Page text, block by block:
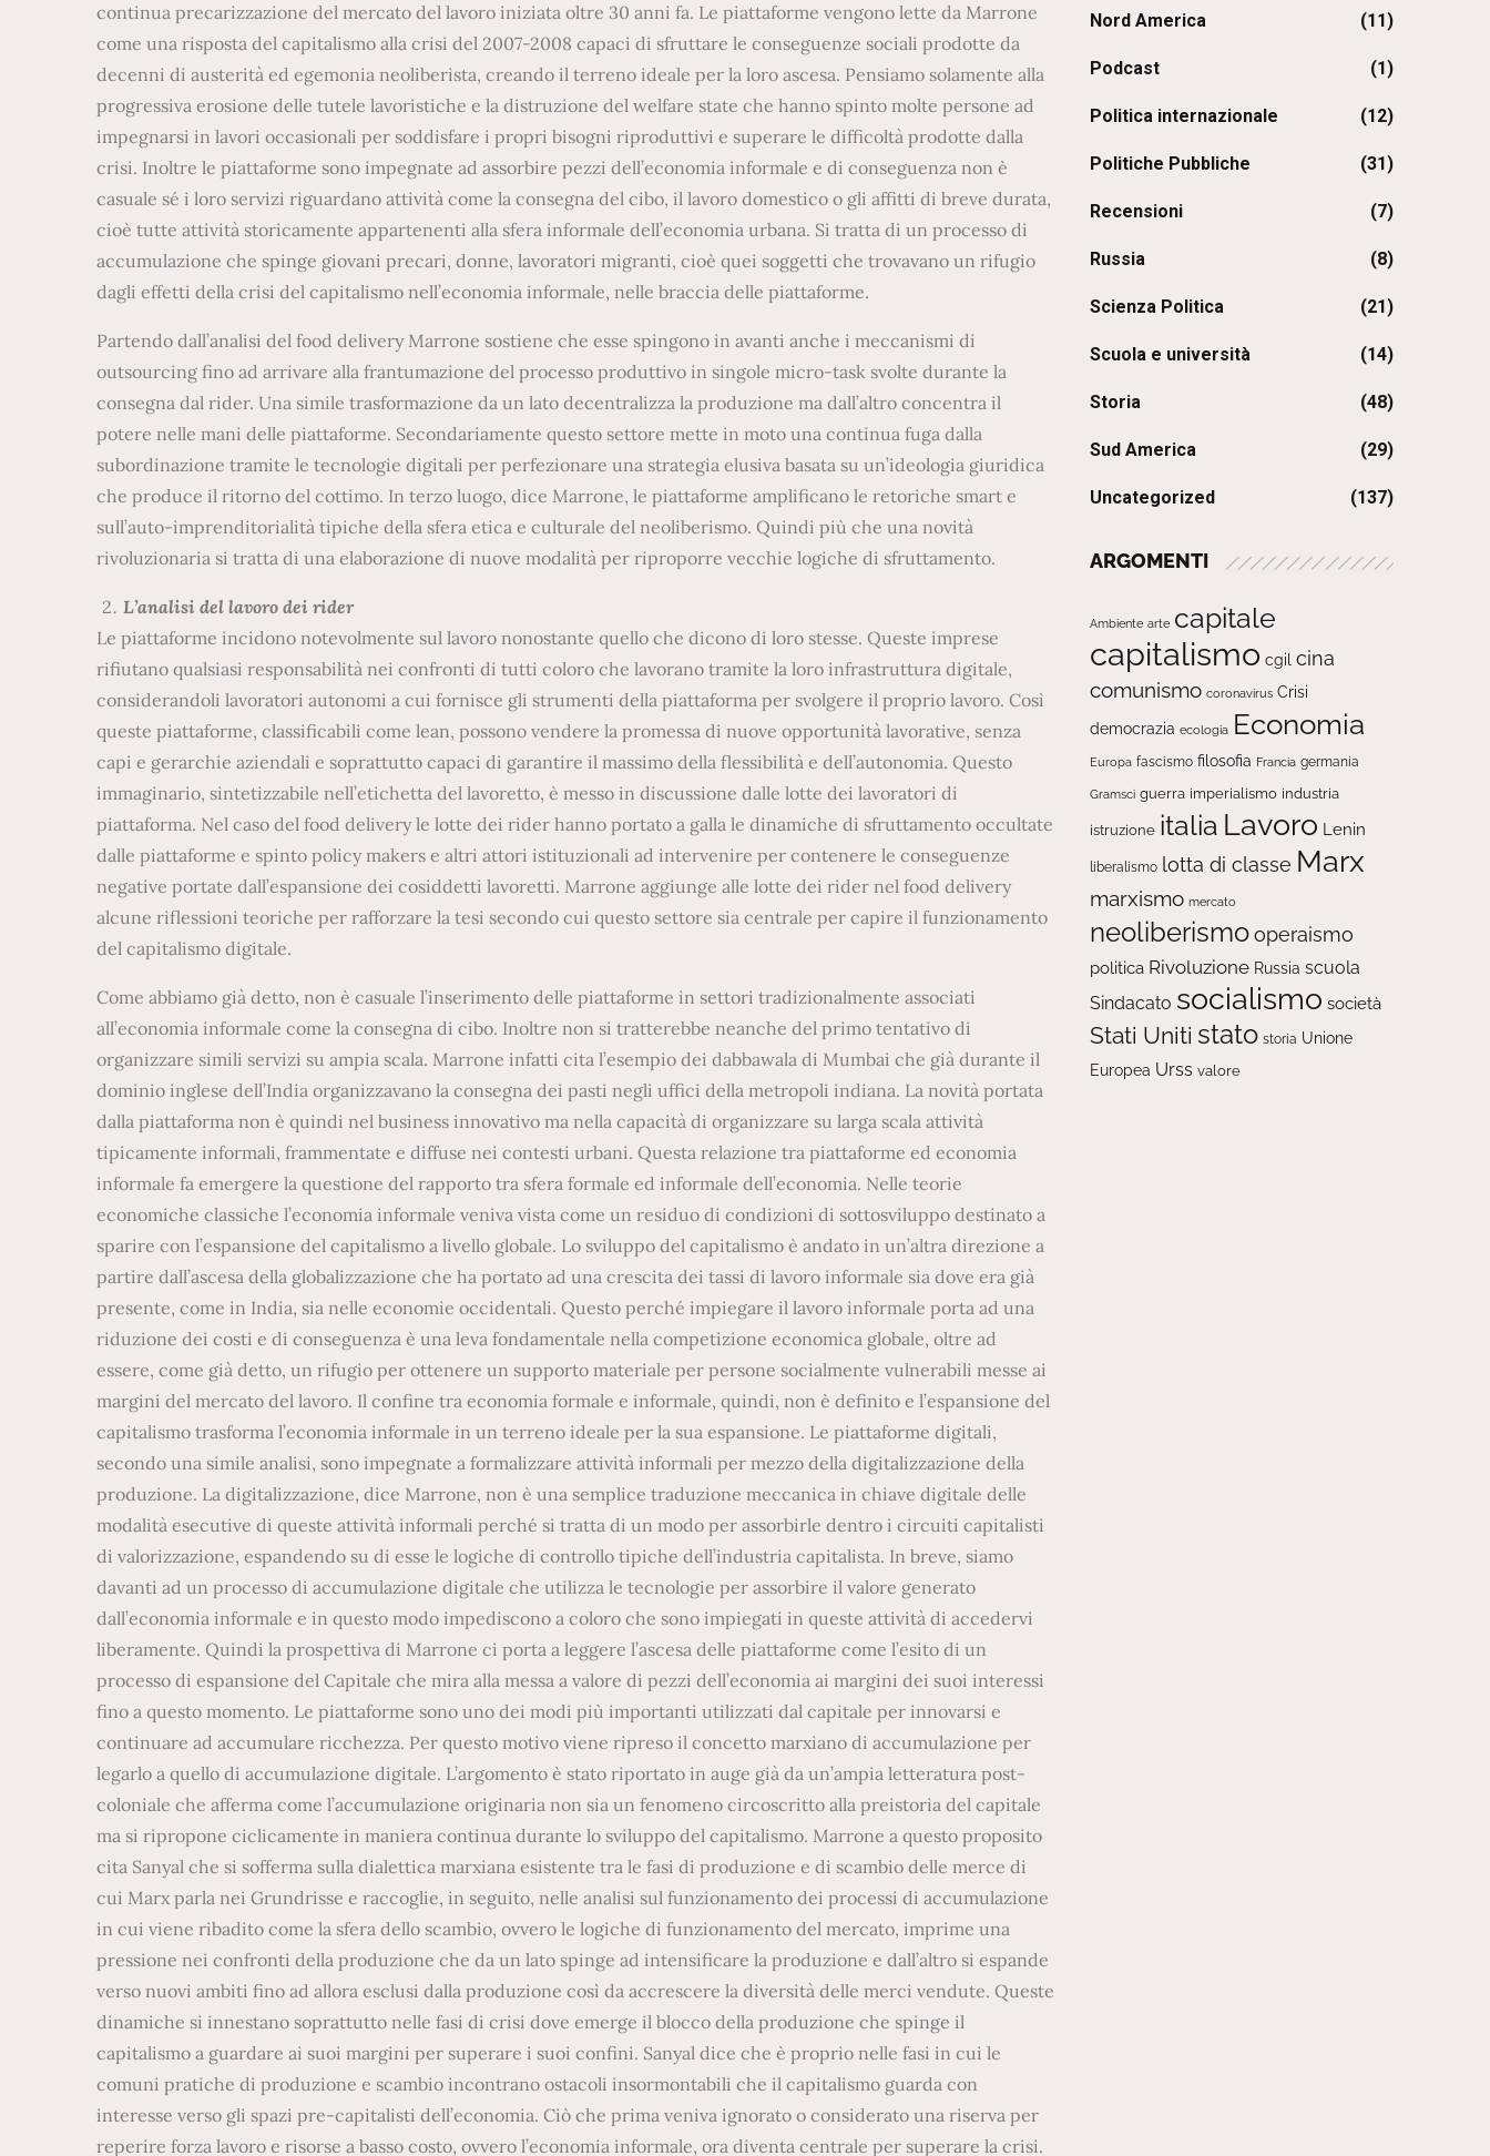
continua precarizzazione del mercato del lavoro iniziata oltre 30 anni fa. Le piattaforme vengono lette da Marrone
come una risposta del capitalismo alla crisi del 2007-2008 capaci di sfruttare le conseguenze sociali prodotte da
decenni di austerità ed egemonia neoliberista, creando il terreno ideale per la loro ascesa. Pensiamo solamente alla
progressiva erosione delle tutele lavoristiche e la distruzione del welfare state che hanno spinto molte persone ad
impegnarsi in lavori occasionali per soddisfare i propri bisogni riproduttivi e superare le difficoltà prodotte dalla
crisi. Inoltre le piattaforme sono impegnate ad assorbire pezzi dell’economia informale e di conseguenza non è
casuale sé i loro servizi riguardano attività come la consegna del cibo, il lavoro domestico o gli affitti di breve durata,
cioè tutte attività storicamente appartenenti alla sfera informale dell’economia urbana. Si tratta di un processo di
accumulazione che spinge giovani precari, donne, lavoratori migranti, cioè quei soggetti che trovavano un rifugio
dagli effetti della crisi del capitalismo nell’economia informale, nelle braccia delle piattaforme.
Partendo dall’analisi del food delivery Marrone sostiene che esse spingono in avanti anche i meccanismi di
outsourcing fino ad arrivare alla frantumazione del processo produttivo in singole micro-task svolte durante la
consegna dal rider. Una simile trasformazione da un lato decentralizza la produzione ma dall’altro concentra il
potere nelle mani delle piattaforme. Secondariamente questo settore mette in moto una continua fuga dalla
subordinazione tramite le tecnologie digitali per perfezionare una strategia elusiva basata su un’ideologia giuridica
che produce il ritorno del cottimo. In terzo luogo, dice Marrone, le piattaforme amplificano le retoriche smart e
sull’auto-imprenditorialità tipiche della sfera etica e culturale del neoliberismo. Quindi più che una novità
rivoluzionaria si tratta di una elaborazione di nuove modalità per riproporre vecchie logiche di sfruttamento.
L’analisi del lavoro dei rider
Le piattaforme incidono notevolmente sul lavoro nonostante quello che dicono di loro stesse. Queste imprese
rifiutano qualsiasi responsabilità nei confronti di tutti coloro che lavorano tramite la loro infrastruttura digitale,
considerandoli lavoratori autonomi a cui fornisce gli strumenti della piattaforma per svolgere il proprio lavoro. Così
queste piattaforme, classificabili come lean, possono vendere la promessa di nuove opportunità lavorative, senza
capi e gerarchie aziendali e soprattutto capaci di garantire il massimo della flessibilità e dell’autonomia. Questo
immaginario, sintetizzabile nell’etichetta del lavoretto, è messo in discussione dalle lotte dei lavoratori di
piattaforma. Nel caso del food delivery le lotte dei rider hanno portato a galla le dinamiche di sfruttamento occultate
dalle piattaforme e spinto policy makers e altri attori istituzionali ad intervenire per contenere le conseguenze
negative portate dall’espansione dei cosiddetti lavoretti. Marrone aggiunge alle lotte dei rider nel food delivery
alcune riflessioni teoriche per rafforzare la tesi secondo cui questo settore sia centrale per capire il funzionamento
del capitalismo digitale.
Come abbiamo già detto, non è casuale l’inserimento delle piattaforme in settori tradizionalmente associati
all’economia informale come la consegna di cibo. Inoltre non si tratterebbe neanche del primo tentativo di
organizzare simili servizi su ampia scala. Marrone infatti cita l’esempio dei dabbawala di Mumbai che già durante il
dominio inglese dell’India organizzavano la consegna dei pasti negli uffici della metropoli indiana. La novità portata
dalla piattaforma non è quindi nel business innovativo ma nella capacità di organizzare su larga scala attività
tipicamente informali, frammentate e diffuse nei contesti urbani. Questa relazione tra piattaforme ed economia
informale fa emergere la questione del rapporto tra sfera formale ed informale dell’economia. Nelle teorie
economiche classiche l’economia informale veniva vista come un residuo di condizioni di sottosviluppo destinato a
sparire con l’espansione del capitalismo a livello globale. Lo sviluppo del capitalismo è andato in un’altra direzione a
partire dall’ascesa della globalizzazione che ha portato ad una crescita dei tassi di lavoro informale sia dove era già
presente, come in India, sia nelle economie occidentali. Questo perché impiegare il lavoro informale porta ad una
riduzione dei costi e di conseguenza è una leva fondamentale nella competizione economica globale, oltre ad
essere, come già detto, un rifugio per ottenere un supporto materiale per persone socialmente vulnerabili messe ai
margini del mercato del lavoro. Il confine tra economia formale e informale, quindi, non è definito e l’espansione del
capitalismo trasforma l’economia informale in un terreno ideale per la sua espansione. Le piattaforme digitali,
secondo una simile analisi, sono impegnate a formalizzare attività informali per mezzo della digitalizzazione della
produzione. La digitalizzazione, dice Marrone, non è una semplice traduzione meccanica in chiave digitale delle
modalità esecutive di queste attività informali perché si tratta di un modo per assorbirle dentro i circuiti capitalisti
di valorizzazione, espandendo su di esse le logiche di controllo tipiche dell’industria capitalista. In breve, siamo
davanti ad un processo di accumulazione digitale che utilizza le tecnologie per assorbire il valore generato
dall’economia informale e in questo modo impediscono a coloro che sono impiegati in queste attività di accedervi
liberamente. Quindi la prospettiva di Marrone ci porta a leggere l’ascesa delle piattaforme come l’esito di un
processo di espansione del Capitale che mira alla messa a valore di pezzi dell’economia ai margini dei suoi interessi
fino a questo momento. Le piattaforme sono uno dei modi più importanti utilizzati dal capitale per innovarsi e
continuare ad accumulare ricchezza. Per questo motivo viene ripreso il concetto marxiano di accumulazione per
legarlo a quello di accumulazione digitale. L’argomento è stato riportato in auge già da un’ampia letteratura post-
coloniale che afferma come l’accumulazione originaria non sia un fenomeno circoscritto alla preistoria del capitale
ma si ripropone ciclicamente in maniera continua durante lo sviluppo del capitalismo. Marrone a questo proposito
cita Sanyal che si sofferma sulla dialettica marxiana esistente tra le fasi di produzione e di scambio delle merce di
cui Marx parla nei Grundrisse e raccoglie, in seguito, nelle analisi sul funzionamento dei processi di accumulazione
in cui viene ribadito come la sfera dello scambio, ovvero le logiche di funzionamento del mercato, imprime una
pressione nei confronti della produzione che da un lato spinge ad intensificare la produzione e dall’altro si espande
verso nuovi ambiti fino ad allora esclusi dalla produzione così da accrescere la diversità delle merci vendute. Queste
dinamiche si innestano soprattutto nelle fasi di crisi dove emerge il blocco della produzione che spinge il
capitalismo a guardare ai suoi margini per superare i suoi confini. Sanyal dice che è proprio nelle fasi in cui le
comuni pratiche di produzione e scambio incontrano ostacoli insormontabili che il capitalismo guarda con
interesse verso gli spazi pre-capitalisti dell’economia. Ciò che prima veniva ignorato o considerato una riserva per
reperire forza lavoro e risorse a basso costo, ovvero l’economia informale, ora diventa centrale per superare la crisi.
Nord America (11)
Podcast (1)
Politica internazionale (12)
Politiche Pubbliche (31)
Recensioni (7)
Russia (8)
Scienza Politica (21)
Scuola e università (14)
Storia (48)
Sud America (29)
Uncategorized (137)
ARGOMENTI
Ambiente arte capitale
capitalismo cgil cina
comunismo coronavirus Crisi
democrazia ecologia Economia
Europa fascismo filosofia Francia germania
Gramsci guerra imperialismo industria
istruzione italia Lavoro Lenin
liberalismo lotta di classe Marx
marxismo mercato
neoliberismooperaismo
politica Rivoluzione Russia scuola
Sindacato socialismo società
Stati Uniti stato storia Unione
Europea Urss valore